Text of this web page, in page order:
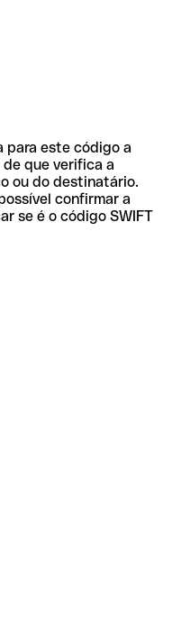
para este código a
que verifica a
ou do destinatário.
confirmar a
se é o código SWIFT